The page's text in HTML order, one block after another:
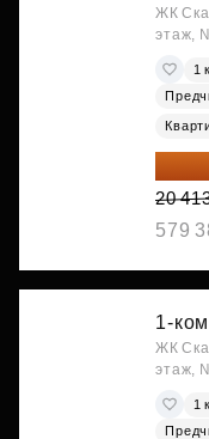
ЖК
этаж,
1
17
20
579
1-
ЖК
этаж,
1